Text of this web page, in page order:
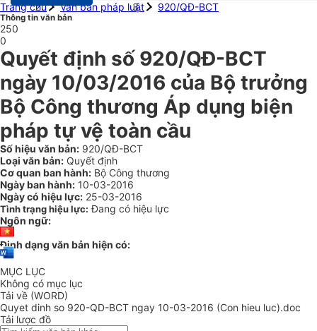
Trang chủ
Văn bản pháp luật 920/QĐ-BCT
Thông tin văn bản
250
0
Quyết định số 920/QĐ-BCT
ngày 10/03/2016 của Bộ trưởng
Bộ Công thương Áp dụng biện
pháp tự vệ toàn cầu
Số hiệu văn bản: 920/QĐ-BCT
Loại văn bản: Quyết định
Cơ quan ban hành: Bộ Công thương
Ngày ban hành: 10-03-2016
Ngày có hiệu lực: 25-03-2016
Tình trạng hiệu lực: Đang có hiệu lực
Ngôn ngữ:
Định dạng văn bản hiện có:
MỤC LỤC
Không có mục lục
Tải về (WORD)
Quyet dinh so 920-QD-BCT ngay 10-03-2016 (Con hieu luc).doc
Tải lược đồ